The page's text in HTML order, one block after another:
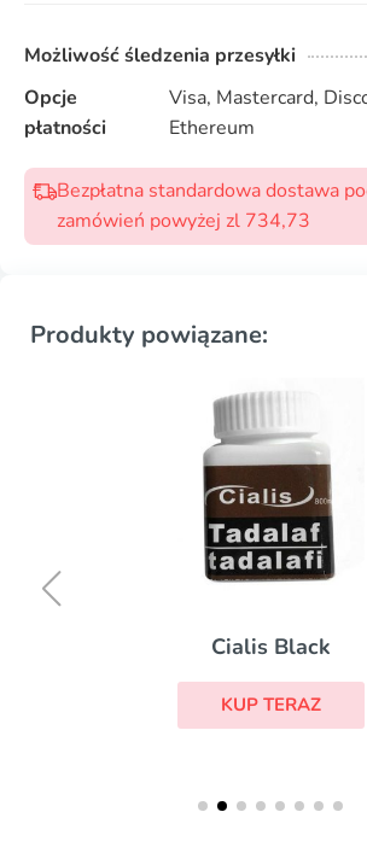
Możliwość śledzenia przesyłki
Opcje
płatności
Visa, Mastercard,
Ethereum
Bezpłatna standardowa dostawa
zamówień powyżej zl 734,73
Produkty powiązane:
Cialis Black
KUP TERAZ